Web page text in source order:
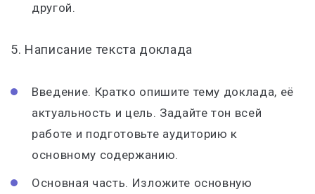
другой.
5. Написание текста доклада
Введение. Кратко опишите тему доклада, её
актуальность и цель. Задайте тон всей
работе и подготовьте аудиторию к
основному содержанию.
Основная часть. Изложите основную